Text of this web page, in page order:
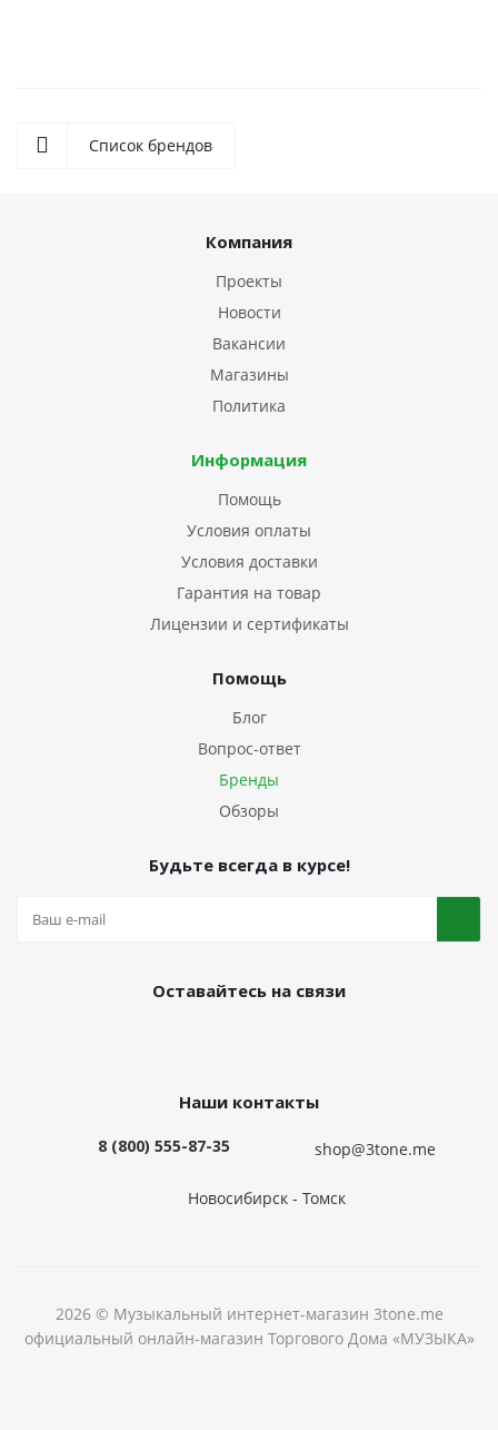
Список брендов
Компания
Проекты
Новости
Вакансии
Магазины
Политика
Информация
Помощь
Условия оплаты
Условия доставки
Гарантия на товар
Лицензии и сертификаты
Помощь
Блог
Вопрос-ответ
Бренды
Обзоры
Будьте всегда в курсе!
Оставайтесь на связи
Наши контакты
8 (800) 555-87-35 shop@3tone.me
Новосибирск - Томск
2026 © Музыкальный интернет-магазин 3tone.me
официальный онлайн-магазин Торгового Дома «МУЗЫКА»